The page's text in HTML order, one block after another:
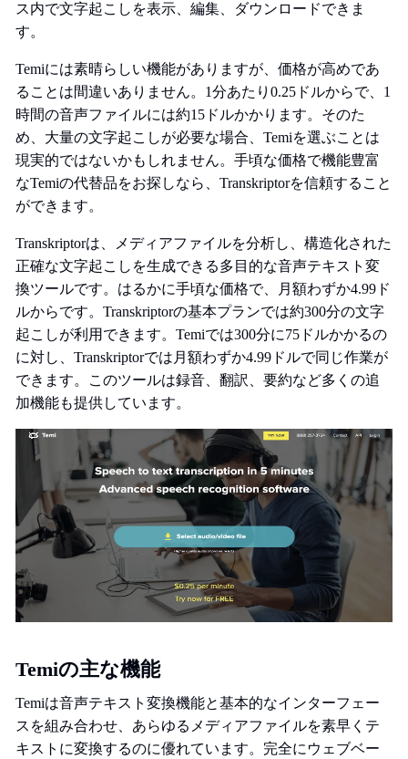
ス内で文字起こしを表示、編集、ダウンロードできま
す。
Temiには素晴らしい機能がありますが、価格が高めであ
ることは間違いありません。1分あたり0.25ドルからで、1
時間の音声ファイルには約15ドルかかります。そのた
め、大量の文字起こしが必要な場合、Temiを選ぶことは
現実的ではないかもしれません。手頃な価格で機能豊富
なTemiの代替品をお探しなら、Transkriptorを信頼すること
ができます。
Transkriptorは、メディアファイルを分析し、構造化された
正確な文字起こしを生成できる多目的な音声テキスト変
換ツールです。はるかに手頃な価格で、月額わずか4.99ド
ルからです。Transkriptorの基本プランでは約300分の文字
起こしが利用できます。Temiでは300分に75ドルかかるの
に対し、Transkriptorでは月額わずか4.99ドルで同じ作業が
できます。このツールは録音、翻訳、要約など多くの追
加機能も提供しています。
Temiの主な機能
Temiは音声テキスト変換機能と基本的なインターフェー
スを組み合わせ、あらゆるメディアファイルを素早くテ
キストに変換するのに優れています。完全にウェブベー